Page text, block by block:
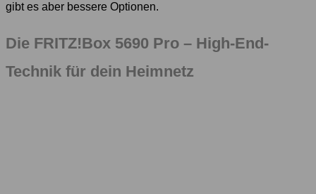
gibt es aber bessere Optionen.
Die FRITZ!Box 5690 Pro – High-End-
Technik für dein Heimnetz